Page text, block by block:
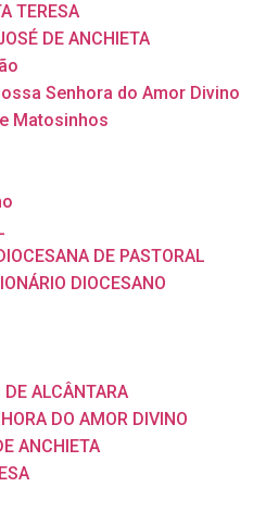
TERESA
DE ANCHIETA
Senhora do Amor Divino
Matosinhos
DE PASTORAL
DIOCESANO
DE ALCÂNTARA
DO AMOR DIVINO
ANCHIETA